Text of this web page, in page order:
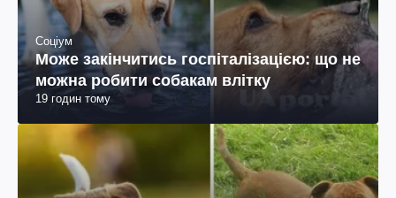
Соціум
Може закінчитись госпіталізацією: що не
можна робити собакам влітку
19 годин тому